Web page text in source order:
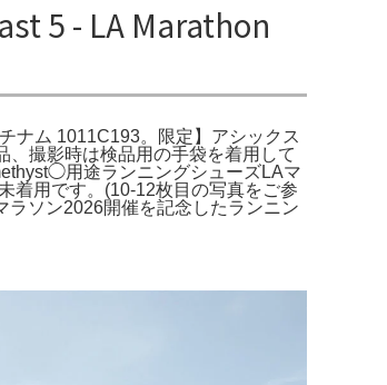
5 - LA Marathon
ナム 1011C193。限定】アシックス
撮影時は検品用の手袋を着用して
用途ランニングシューズLAマ
着用です。(10-12枚目の写真をご参
ソン2026開催を記念したランニン